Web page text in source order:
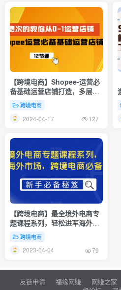
【跨境电商】Shopee-运营必
备基础运营店铺打造，多层次
的教你从0-1运营店铺
跨境电商
2024-04-17 127
【跨境电商】最全境外电商专
题课程系列，轻松进军海外市
场，跨境电商必备课程
跨境电商
2023-04-04 79
友链申请 福缘网赚 网赚之家